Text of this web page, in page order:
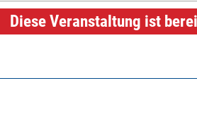
Diese Veranstaltung ist